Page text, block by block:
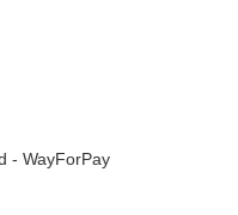
- WayForPay